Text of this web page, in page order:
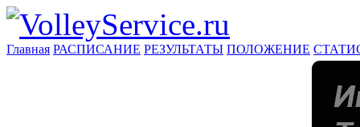
Главная РАСПИСАНИЕ РЕЗУЛЬТАТЫ ПОЛОЖЕНИЕ